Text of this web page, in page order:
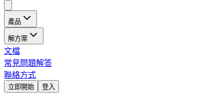
產品
解方案
文檔
常見問題解答
聯絡方式
立即開始 登入